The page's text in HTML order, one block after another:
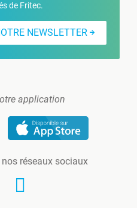
de Fritec.
NEWSLETTER
application
réseaux sociaux